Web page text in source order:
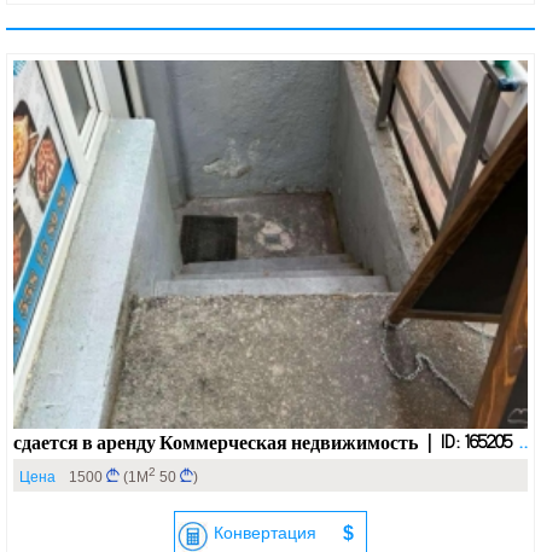
сдается в аренду Коммерческая недвижимость | ID: 165205 ..
Цена 1500 (1М2 50 )
Конвертация $